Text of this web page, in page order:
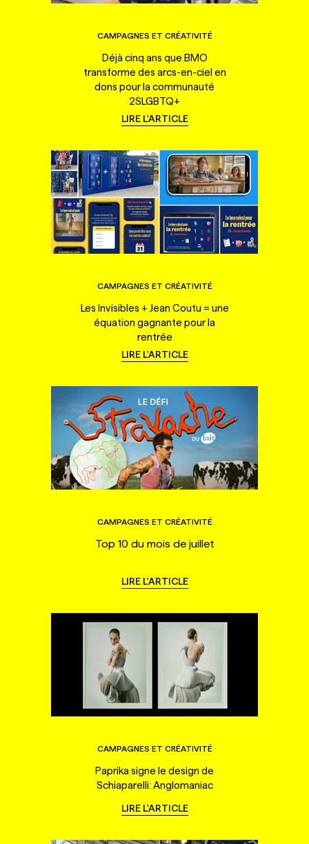
CAMPAGNES ET CRÉATIVITÉ
Déjà cinq ans que BMO
transforme des arcs-en-ciel en
dons pour la communauté
2SLGBTQ+
LIRE L'ARTICLE
CAMPAGNES ET CRÉATIVITÉ
Les Invisibles + Jean Coutu = une
équation gagnante pour la
rentrée
LIRE L'ARTICLE
CAMPAGNES ET CRÉATIVITÉ
Top 10 du mois de juillet
LIRE L'ARTICLE
CAMPAGNES ET CRÉATIVITÉ
Paprika signe le design de
Schiaparelli: Anglomaniac
LIRE L'ARTICLE